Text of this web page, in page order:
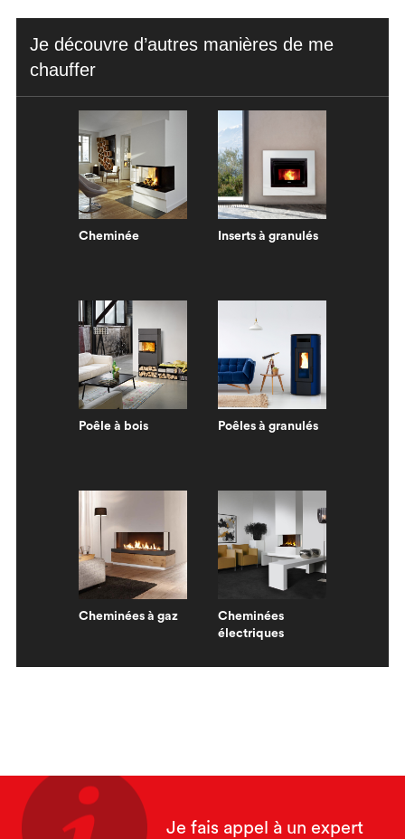
Je découvre d’autres manières de me
chauffer
Cheminée Inserts à granulés
Poêle à bois Poêles à granulés
Cheminées à gaz
Cheminées
électriques
Je fais appel à un expert